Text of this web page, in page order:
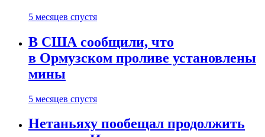
5 месяцев спустя
В США сообщили, что
в Ормузском проливе установлены
мины
5 месяцев спустя
Нетаньяху пообещал продолжить